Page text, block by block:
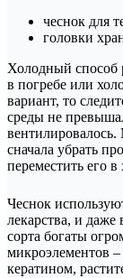
чеснок для
головки
Холодный способ
в погребе или
вариант, то
среды не
сначала убрать
переместить его
Чеснок
лекарства, и
сорта богаты
микроэлементов
кератином,